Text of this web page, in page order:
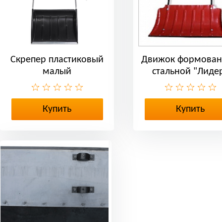
Скрепер пластиковый
малый
Купить
Движок
стальной
большой
Купить